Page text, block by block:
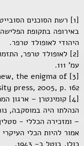
[1] רשת הסוכנים
באירופה בתקופת
היהודי לאופולד טרפר.
עמ' 111.
the enigma of
press, 2005, p. 162.
[4] קומינטרן – ארגון
הנהלתו היה במוסקבה,
– ומזכירה הכללי -
אמור להיות הכלי